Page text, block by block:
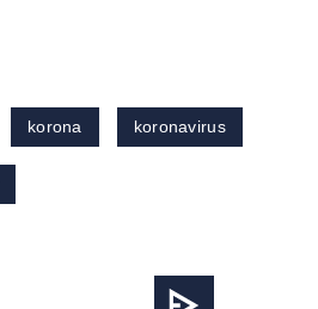
korona koronavirus